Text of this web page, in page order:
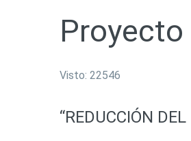
Proyecto
Visto: 22546
“REDUCCIÓN DEL